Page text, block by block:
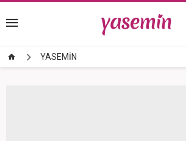
YASEMİN